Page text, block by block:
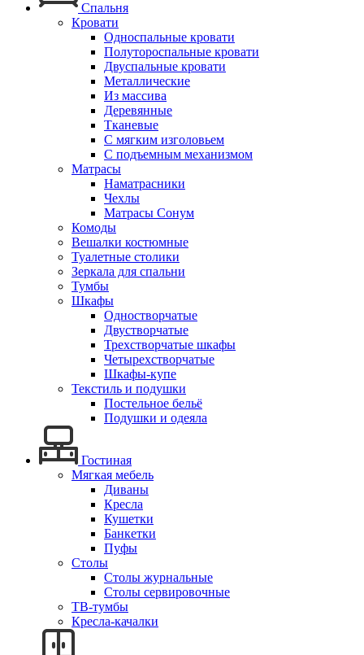
Спальня
Кровати
Односпальные кровати
Полутороспальные кровати
Двуспальные кровати
Металлические
Из массива
Деревянные
Тканевые
С мягким изголовьем
С подъемным механизмом
Матрасы
Наматрасники
Чехлы
Матрасы Сонум
Комоды
Вешалки костюмные
Туалетные столики
Зеркала для спальни
Тумбы
Шкафы
Одностворчатые
Двустворчатые
Трехстворчатые шкафы
Четырехстворчатые
Шкафы-купе
Текстиль и подушки
Постельное бельё
Подушки и одеяла
Гостиная
Мягкая мебель
Диваны
Кресла
Кушетки
Банкетки
Пуфы
Столы
Столы журнальные
Столы сервировочные
ТВ-тумбы
Кресла-качалки